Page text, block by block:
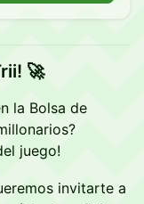
🚀
la Bolsa de
juego!
invitarte a